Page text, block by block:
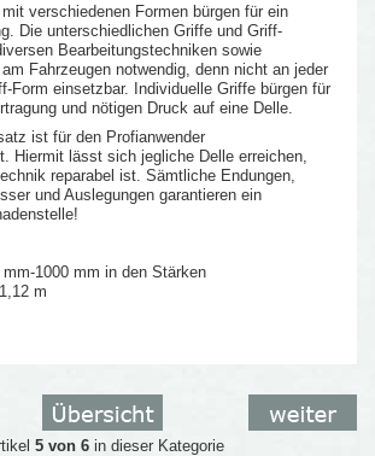
verschiedenen Formen bürgen für ein
Die unterschiedlichen Griffe und Griff-
Bearbeitungstechniken sowie
Fahrzeugen notwendig, denn nicht an jeder
Form einsetzbar. Individuelle Griffe bürgen für
und nötigen Druck auf eine Delle.
ist für den Profianwender
Hiermit lässt sich jegliche Delle erreichen,
reparabel ist. Sämtliche Endungen,
und Auslegungen garantieren ein
1000 mm in den Stärken
m
5 von 6in dieser Kategorie